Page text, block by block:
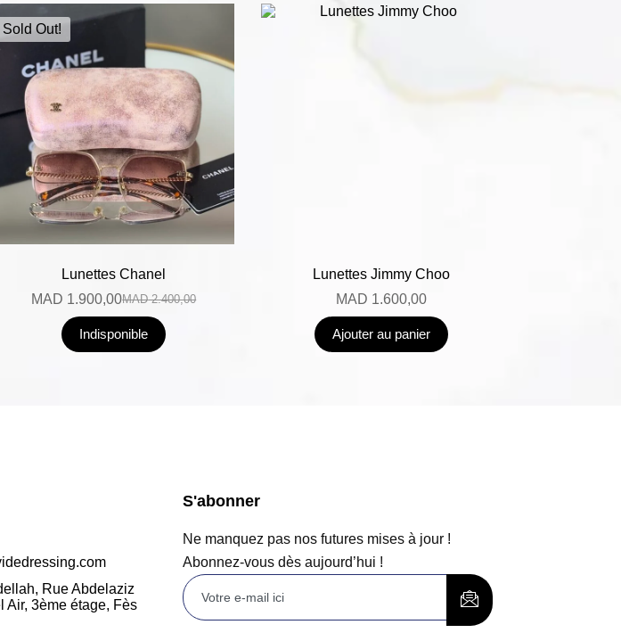
Sold Out!
Lunettes Chanel
MAD2.400,00
MAD 1.900,00
Indisponible
Lunettes Jimmy Choo
MAD 1.600,00
Ajouter au panier
Rue Abdelaziz
Air, 3ème étage, Fès
S'abonner
Ne manquez pas nos futures mises à jour !
Abonnez-vous dès aujourd’hui !